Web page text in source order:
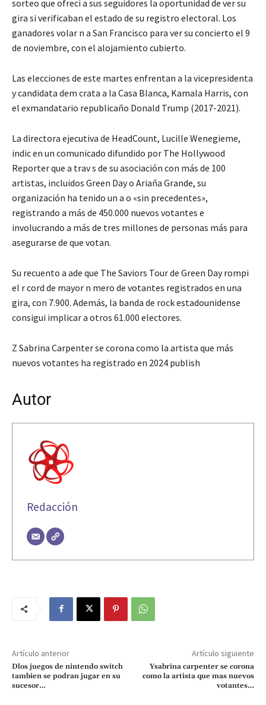
sorteo que ofreci a sus seguidores la oportunidad de ver su
gira si verificaban el estado de su registro electoral. Los
ganadores volar n a San Francisco para ver su concierto el 9
de noviembre, con el alojamiento cubierto.
Las elecciones de este martes enfrentan a la vicepresidenta
y candidata dem crata a la Casa Blanca, Kamala Harris, con
el exmandatario republicaño Donald Trump (2017-2021).
La directora ejecutiva de HeadCount, Lucille Wenegieme,
indic en un comunicado difundido por The Hollywood
Reporter que a trav s de su asociación con más de 100
artistas, incluidos Green Day o Ariaña Grande, su
organización ha tenido un a o «sin precedentes»,
registrando a más de 450.000 nuevos votantes e
involucrando a más de tres millones de personas más para
asegurarse de que votan.
Su recuento a ade que The Saviors Tour de Green Day rompi
el r cord de mayor n mero de votantes registrados en una
gira, con 7.900. Además, la banda de rock estadounidense
consigui implicar a otros 61.000 electores.
Z Sabrina Carpenter se corona como la artista que más
nuevos votantes ha registrado en 2024 publish
Autor
Redacción
Artículo anterior
Dlos juegos de nintendo switch
tambien se podran jugar en su
sucesor…
Artículo siguiente
Ysabrina carpenter se corona
como la artista que mas nuevos
votantes…